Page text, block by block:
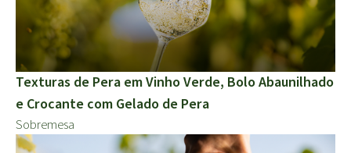
Texturas de Pera em Vinho Verde, Bolo Abaunilhado
e Crocante com Gelado de Pera
Sobremesa